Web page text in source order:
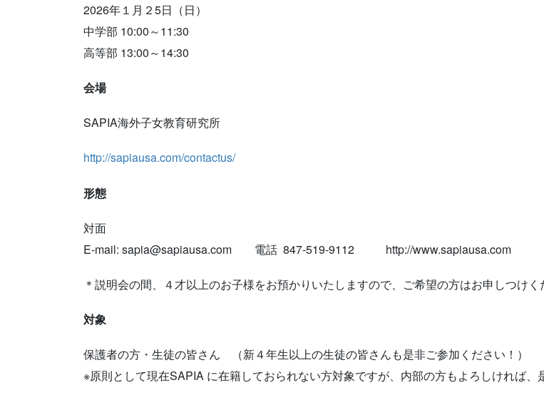
2026年１月２5日（日）
中学部 10:00～11:30
高等部 13:00～14:30
会場
SAPIA海外子女教育研究所
http://sapiausa.com/contactus/
形態
対面
E-mail: sapia@sapiausa.com 電話 847-519-9112 http://www.sapiausa.com
＊説明会の間、４才以上のお子様をお預かりいたしますので、ご希望の方はお申しつけく
対象
保護者の方・生徒の皆さん （新４年生以上の生徒の皆さんも是非ご参加ください！）
※原則として現在SAPIA に在籍しておられない方対象ですが、内部の方もよろしければ、